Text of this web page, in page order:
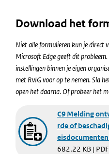
Download het
Niet alle formulieren kun je direct
Microsoft Edge geeft dit
instellingen binnen je eigen
met RvIG voor op te nemen. Sla
open het daarna. Of probeer het
C9 Melding
rde of
682.22 KB |